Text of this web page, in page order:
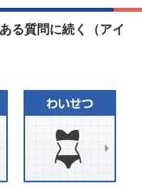
る質問に続く（アイ